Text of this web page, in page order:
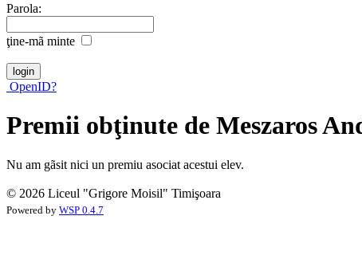
Parola:
ţine-mã minte
OpenID?
Premii obţinute de Meszaros
Nu am gãsit nici un premiu asociat acestui elev.
© 2026 Liceul "Grigore Moisil" Timişoara
Powered by WSP 0.4.7